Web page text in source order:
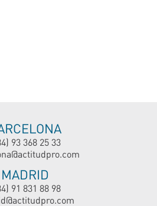
93 368 25 33
MADRID
91 831 88 98